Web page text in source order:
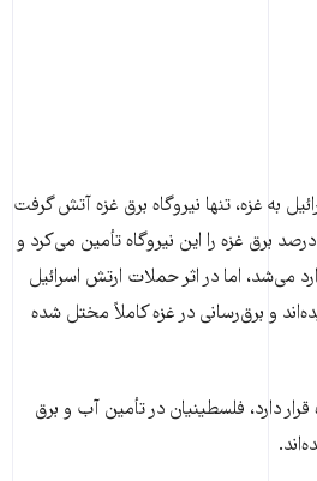
به غزه، تنها نیروگاه برق غزه آتش گرفت
و اکنون از کار افتاده است. ۳۰ درصد برق غزه را این نیروگاه تأمین می‌کرد و
می‌شد، اما در اثر حملات ارتش اسرائیل
و برق‌رسانی در غزه کاملاً مختل شده
قرار دارد، فلسطینیان در تأمین آب و برق